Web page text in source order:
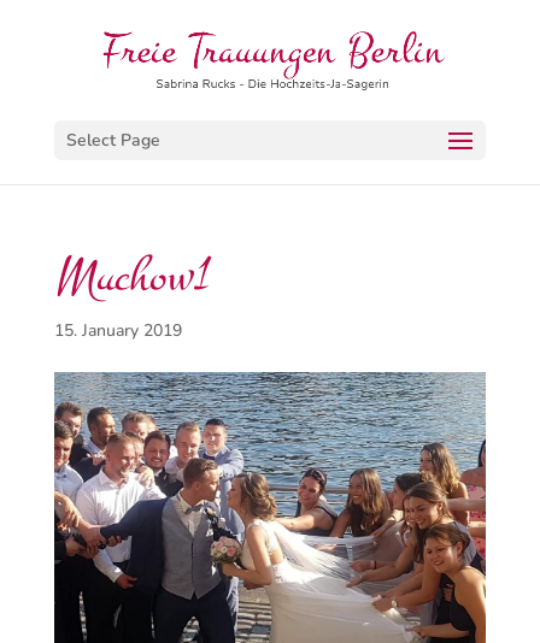
Select Page
Muchow1
15. January 2019